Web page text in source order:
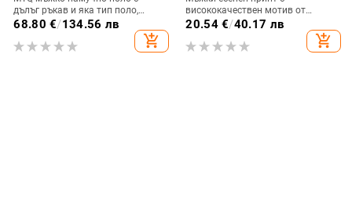
дълъг ръкав и яка тип поло,
бродирани букви, пролетен
68.80 €/134.56 лв
add_shopping_cart
висококачествен мотив от
Джурасик парк
20.54€/40.17 лв
add_shopping_cart